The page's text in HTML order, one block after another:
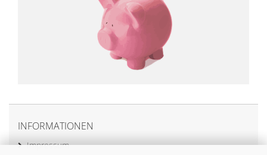
INFORMATIONEN
Impressum